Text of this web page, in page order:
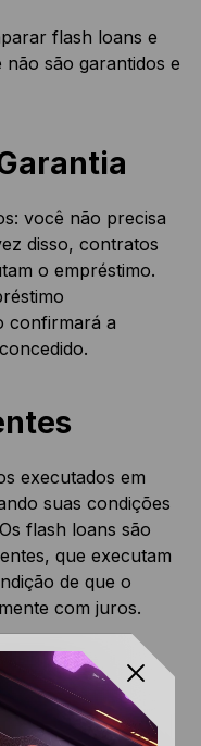
flash loans e
são garantidos e
você não precisa
disso, contratos
o empréstimo.
confirmará a
executados em
suas condições
flash loans são
que executam
de que o
com juros.